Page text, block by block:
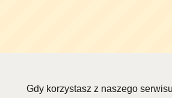
Gdy korzystasz z naszego